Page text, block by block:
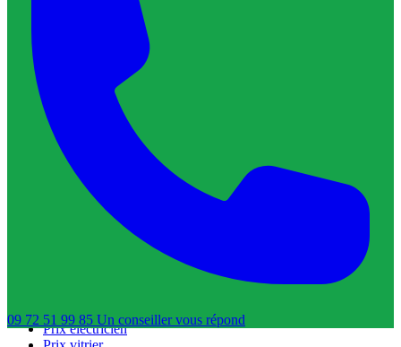
09 72 51 99 85 Un conseillervous répond
Services & Interventions
Trouver un plombier
Trouver un serrurier
Trouver un électricien
Trouver un vitrier
Trouver un chauffagiste
Trouver un dératiseur
Trouver un déboucheur de canalisation
Trouver un réparateur de volets roulants
Prix serrurier
Prix électricien